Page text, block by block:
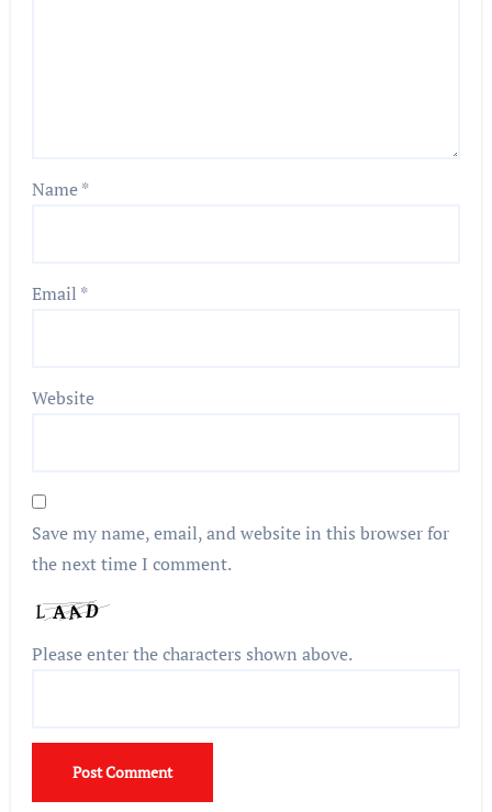
Name*
Email *
Website
Save my name, email, and website in this browser for
the next time I comment.
Please enter the characters shown above.